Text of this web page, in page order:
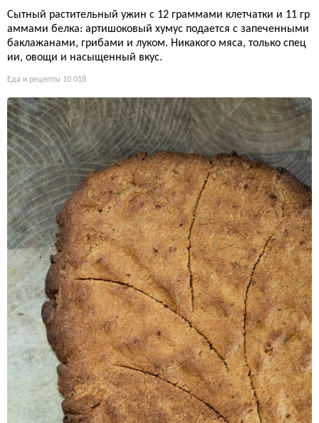
Сытный растительный ужин с 12 граммами клетчатки и 11 гр
аммами белка: артишоковый хумус подается с запеченными
баклажанами, грибами и луком. Никакого мяса, только спец
ии, овощи и насыщенный вкус.
Еда и рецепты 10 018